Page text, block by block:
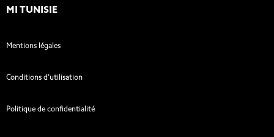
MI TUNISIE
Mentions légales
Conditions d'utilisation
Politique de confidentialité